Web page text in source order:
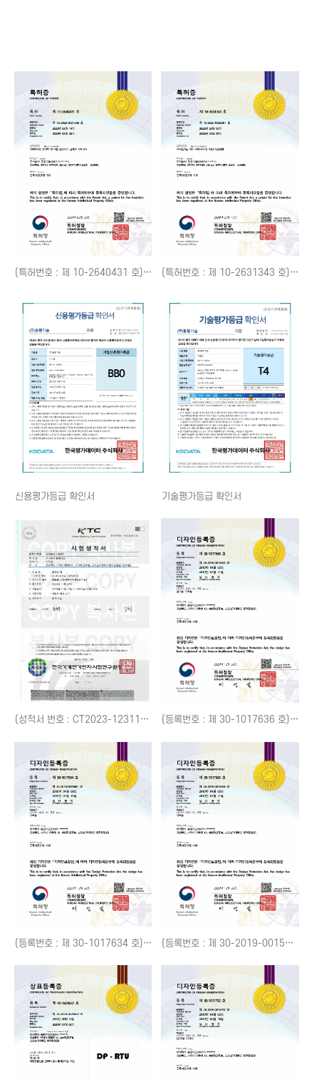
(특허번호 : 제 10-2640431 호) 커패시터용 분리막 및 이를 포함하는 그래핀 커패시터 (특허번호 : 제 10-2631343 호) 하이브리드 이온 커패시터 및 이의 제조방법
신용평가등급 확인서 기술평가등급 확인서
(성적서 번호 : CT2023-12311) HIC e모빌리티 파워팩 시험성적서 (등록번호 : 제 30-1017636 호) 광고용 가로등
(등록번호 : 제 30-1017634 호) 가로등 (등록번호 : 제 30-2019-0015806 호) 가로등